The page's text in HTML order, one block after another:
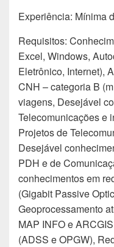
Experiência: Mínima
Requisitos:
Excel, Windows,
Eletrônico, Internet),
CNH – categoria B
viagens, Desejável
Telecomunicações e
Projetos de
Desejável
PDH e de
conhecimentos em
(Gigabit Passive
Geoprocessamento
MAP INFO e
(ADSS e OPGW),